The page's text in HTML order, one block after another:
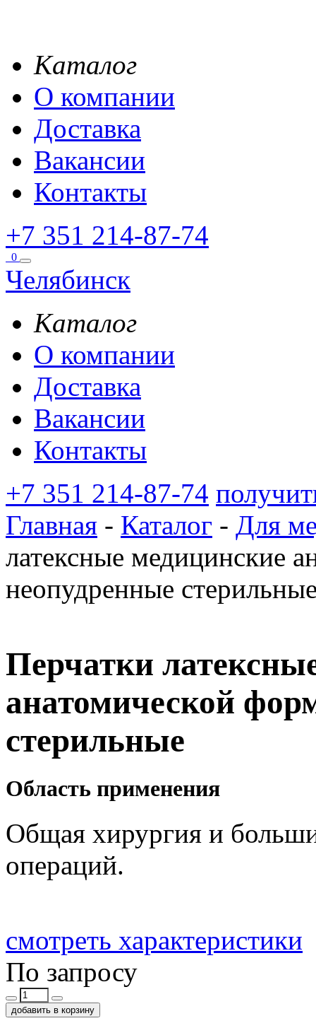
Каталог
О компании
Доставка
Вакансии
Контакты
+7 351 214-87-74
0
Челябинск
Каталог
О компании
Доставка
Вакансии
Контакты
+7 351 214-87-74
Главная - Каталог - Для
латексные медицинские
неопудренные
Перчатки
анатомической
стерильные
Область применения
Общая хирургия и
операций.
смотреть характеристики
По запросу
добавить в корзину